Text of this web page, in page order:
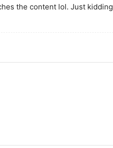
the content lol. Just